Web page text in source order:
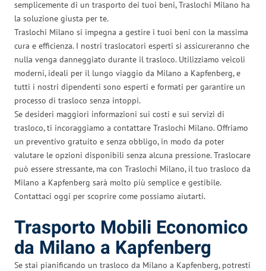
semplicemente di un trasporto dei tuoi beni, Traslochi Milano ha
la soluzione giusta per te.
Traslochi Milano si impegna a gestire i tuoi beni con la massima
cura e efficienza. I nostri traslocatori esperti si assicureranno che
nulla venga danneggiato durante il trasloco. Utilizziamo veicoli
moderni, ideali per il lungo viaggio da Milano a Kapfenberg, e
tutti i nostri dipendenti sono esperti e formati per garantire un
processo di trasloco senza intoppi.
Se desideri maggiori informazioni sui costi e sui servizi di
trasloco, ti incoraggiamo a contattare Traslochi Milano. Offriamo
un preventivo gratuito e senza obbligo, in modo da poter
valutare le opzioni disponibili senza alcuna pressione. Traslocare
può essere stressante, ma con Traslochi Milano, il tuo trasloco da
Milano a Kapfenberg sarà molto più semplice e gestibile.
Contattaci oggi per scoprire come possiamo aiutarti.
Trasporto Mobili Economico
da Milano a Kapfenberg
Se stai pianificando un trasloco da Milano a Kapfenberg, potresti